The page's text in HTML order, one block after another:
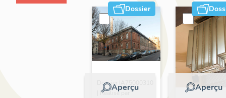
Dossier
Aperçu
Dossier IA75000310
| Réalisé par
Aperçu